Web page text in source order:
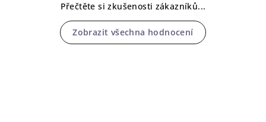
Přečtěte si zkušenosti zákazníků...
Zobrazit všechna hodnocení